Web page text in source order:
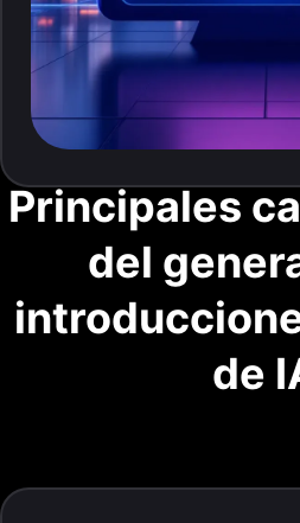
Principales
del
de